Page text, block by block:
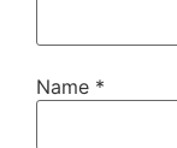
Name *